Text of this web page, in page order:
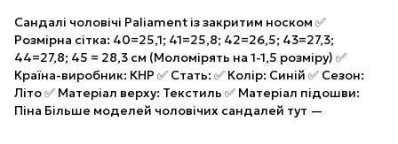
Сандалі чоловічі Paliament із закритим носком ✅
Розмірна сітка: 40=25,1; 41=25,8; 42=26,5; 43=27,3;
44=27,8; 45 = 28,3 см (Моломірять на 1-1,5 розміру) ✅
Країна-виробник: КНР ✅ Стать: ✅ Колір: Синій ✅ Сезон:
Літо ✅ Матеріал верху: Текстиль ✅ Матеріал підошви:
Піна Більше моделей чоловічих сандалей тут —